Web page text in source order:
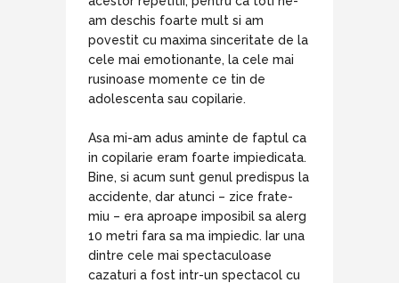
am deschis foarte mult si am
povestit cu maxima sinceritate de la
cele mai emotionante, la cele mai
rusinoase momente ce tin de
adolescenta sau copilarie.
Asa mi-am adus aminte de faptul ca
in copilarie eram foarte impiedicata.
Bine, si acum sunt genul predispus la
accidente, dar atunci – zice frate-
miu – era aproape imposibil sa alerg
10 metri fara sa ma impiedic. Iar una
dintre cele mai spectaculoase
cazaturi a fost intr-un spectacol cu